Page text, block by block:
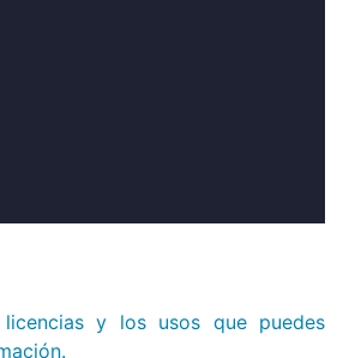
y los usos que puedes